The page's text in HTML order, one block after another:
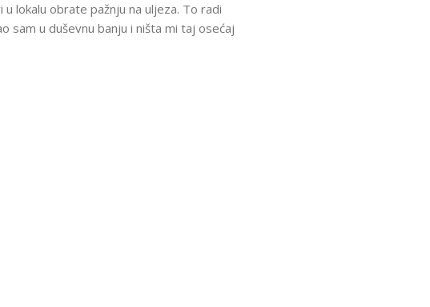
lokalu obrate pažnju na uljeza. To radi
sam u duševnu banju i ništa mi taj osećaj